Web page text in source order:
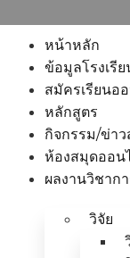
หน้าหลัก
ข้อมูลโรงเรีย
สมัครเรียนอ
หลักสูตร
กิจกรรม/ข่าว
ห้องสมุดออน
ผลงานวิชาก
วิจัย